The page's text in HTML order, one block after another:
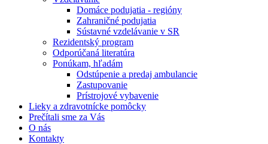
Domáce podujatia - regióny
Zahraničné podujatia
Sústavné vzdelávanie v SR
Rezidentský program
Odporúčaná literatúra
Ponúkam, hľadám
Odstúpenie a predaj ambulancie
Zastupovanie
Prístrojové vybavenie
Lieky a zdravotnícke pomôcky
Prečítali sme za Vás
O nás
Kontakty